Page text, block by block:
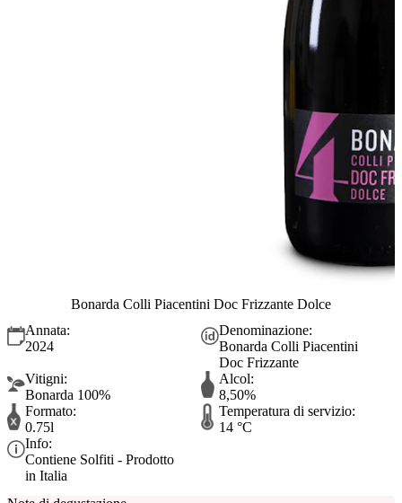
Bonarda Colli Piacentini Doc Frizzante Dolce
Annata:
2024
Denominazione:
Bonarda Colli Piacentini
Doc Frizzante
Vitigni:
Bonarda 100%
Alcol:
8,50%
Formato:
0.75l
Temperatura di servizio:
14 °C
Info:
Contiene Solfiti - Prodotto
in Italia